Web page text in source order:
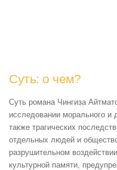
Суть: о чем?
Суть романа Чингиза
исследовании морального и
также трагических
отдельных людей и
разрушительном
культурной памяти,